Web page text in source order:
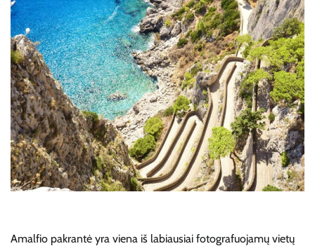
Amalfio pakrantė yra viena iš labiausiai fotografuojamų vietų